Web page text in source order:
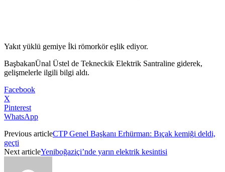
Yakıt yüklü gemiye İki römorkör eşlik ediyor.
BaşbakanÜnal Üstel de Tekneckik Elektrik Santraline giderek,
gelişmelerle ilgili bilgi aldı.
Facebook
X
Pinterest
WhatsApp
Previous articleCTP Genel Başkanı Erhürman: Bıçak kemiği deldi,
geçti
Next articleYeniboğaziçi’nde yarın elektrik kesintisi